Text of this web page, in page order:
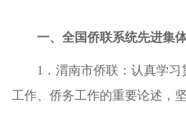
一、全国侨联系统先进集体
1．渭南市侨联：认真学习
工作、侨务工作的重要论述，